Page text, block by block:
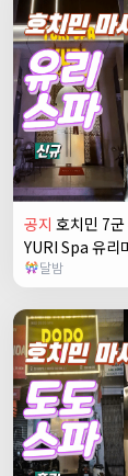
공지 호치민 7
YURI Spa 유리
+1
달밤